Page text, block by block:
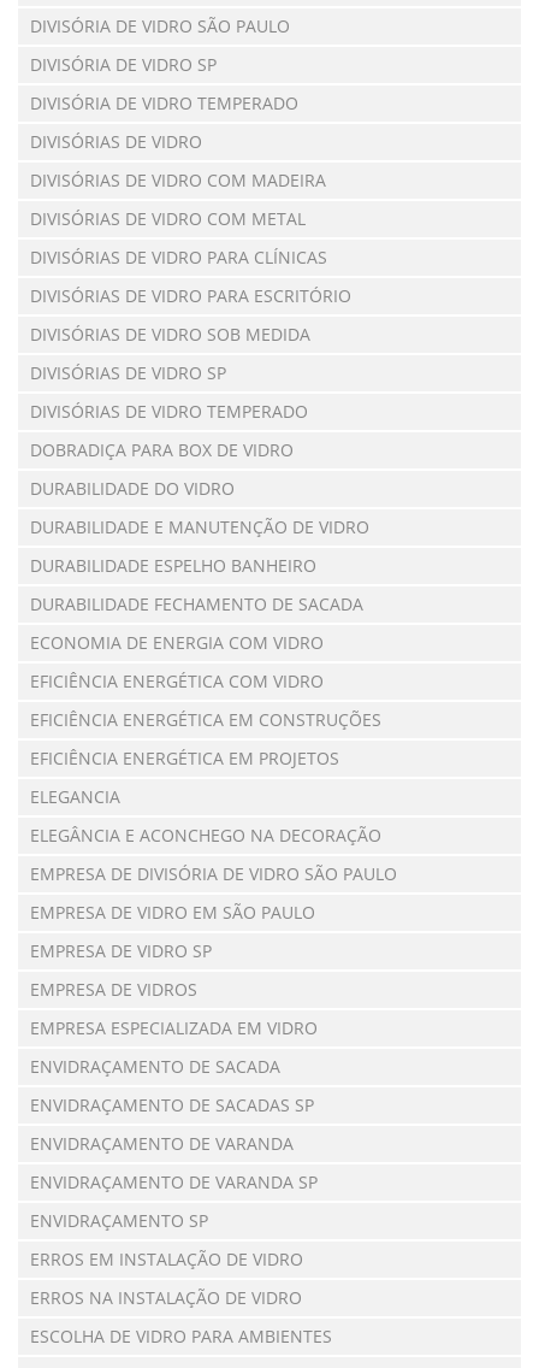
DIVISÓRIA DE VIDRO SÃO PAULO
DIVISÓRIA DE VIDRO SP
DIVISÓRIA DE VIDRO TEMPERADO
DIVISÓRIAS DE VIDRO
DIVISÓRIAS DE VIDRO COM MADEIRA
DIVISÓRIAS DE VIDRO COM METAL
DIVISÓRIAS DE VIDRO PARA CLÍNICAS
DIVISÓRIAS DE VIDRO PARA ESCRITÓRIO
DIVISÓRIAS DE VIDRO SOB MEDIDA
DIVISÓRIAS DE VIDRO SP
DIVISÓRIAS DE VIDRO TEMPERADO
DOBRADIÇA PARA BOX DE VIDRO
DURABILIDADE DO VIDRO
DURABILIDADE E MANUTENÇÃO DE VIDRO
DURABILIDADE ESPELHO BANHEIRO
DURABILIDADE FECHAMENTO DE SACADA
ECONOMIA DE ENERGIA COM VIDRO
EFICIÊNCIA ENERGÉTICA COM VIDRO
EFICIÊNCIA ENERGÉTICA EM CONSTRUÇÕES
EFICIÊNCIA ENERGÉTICA EM PROJETOS
ELEGANCIA
ELEGÂNCIA E ACONCHEGO NA DECORAÇÃO
EMPRESA DE DIVISÓRIA DE VIDRO SÃO PAULO
EMPRESA DE VIDRO EM SÃO PAULO
EMPRESA DE VIDRO SP
EMPRESA DE VIDROS
EMPRESA ESPECIALIZADA EM VIDRO
ENVIDRAÇAMENTO DE SACADA
ENVIDRAÇAMENTO DE SACADAS SP
ENVIDRAÇAMENTO DE VARANDA
ENVIDRAÇAMENTO DE VARANDA SP
ENVIDRAÇAMENTO SP
ERROS EM INSTALAÇÃO DE VIDRO
ERROS NA INSTALAÇÃO DE VIDRO
ESCOLHA DE VIDRO PARA AMBIENTES